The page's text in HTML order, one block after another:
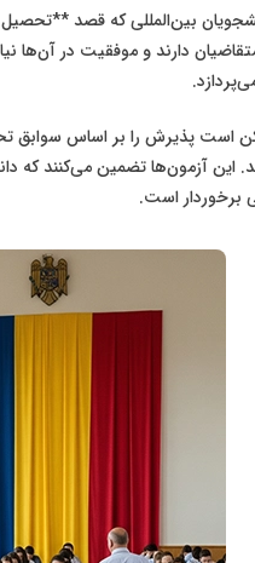
بین‌المللی که قصد
دارند و موفقیت در آن‌ها
پذیرش را بر اساس سوابق
این آزمون‌ها تضمین می‌کنند
برخوردار است.